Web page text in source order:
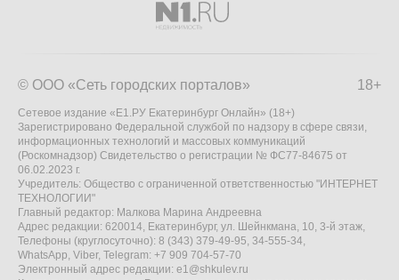
18+
© ООО «Сеть городских порталов»
Сетевое издание «Е1.РУ Екатеринбург Онлайн» (18+)
Зарегистрировано Федеральной службой по надзору в сфере связи,
информационных технологий и массовых коммуникаций
(Роскомнадзор) Свидетельство о регистрации № ФС77-84675 от
06.02.2023 г.
Учредитель: Общество с ограниченной ответственностью "ИНТЕРНЕТ
ТЕХНОЛОГИИ"
Главный редактор: Малкова Марина Андреевна
Адрес редакции: 620014, Екатеринбург, ул. Шейнкмана, 10, 3-й этаж,
Телефоны (круглосуточно): 8 (343) 379-49-95, 34-555-34,
WhatsApp, Viber, Telegram: +7 909 704-57-70
Электронный адрес редакции: e1@shkulev.ru